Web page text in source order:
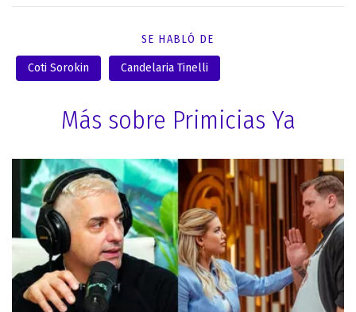
SE HABLÓ DE
Coti Sorokin Candelaria Tinelli
Más sobre Primicias Ya